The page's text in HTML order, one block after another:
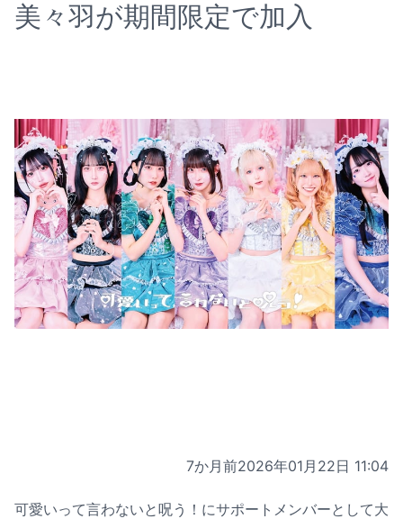
美々羽が期間限定で加入
7か月前2026年01月22日 11:04
可愛いって言わないと呪う！にサポートメンバーとして大